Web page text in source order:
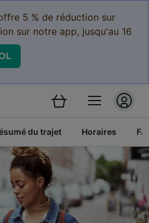
5 % de réduction sur
sur notre app, jusqu'au 16
du trajet Horaires